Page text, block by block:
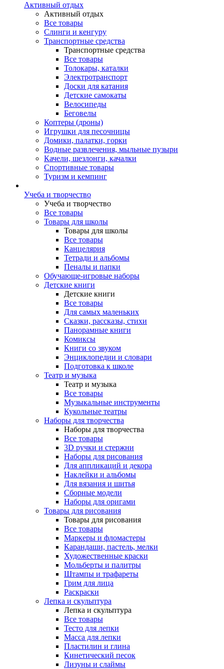
Активный отдых
Активный отдых
Все товары
Слинги и кенгуру
Транспортные средства
Транспортные средства
Все товары
Толокары, каталки
Электротранспорт
Доски для катания
Детские самокаты
Велосипеды
Беговелы
Коптеры (дроны)
Игрушки для песочницы
Домики, палатки, горки
Водные развлечения, мыльные пузыри
Качели, шезлонги, качалки
Спортивные товары
Туризм и кемпинг
Учеба и творчество
Учеба и творчество
Все товары
Товары для школы
Товары для школы
Все товары
Канцелярия
Тетради и альбомы
Пеналы и папки
Обучающе-игровые наборы
Детские книги
Детские книги
Все товары
Для самых маленьких
Сказки, рассказы, стихи
Панорамные книги
Комиксы
Книги со звуком
Энциклопедии и словари
Подготовка к школе
Театр и музыка
Театр и музыка
Все товары
Музыкальные инструменты
Кукольные театры
Наборы для творчества
Наборы для творчества
Все товары
3D ручки и стержни
Наборы для рисования
Для аппликаций и декора
Наклейки и альбомы
Для вязания и шитья
Сборные модели
Наборы для оригами
Товары для рисования
Товары для рисования
Все товары
Маркеры и фломастеры
Карандаши, пастель, мелки
Художественные краски
Мольберты и палитры
Штампы и трафареты
Грим для лица
Раскраски
Лепка и скульптура
Лепка и скульптура
Все товары
Тесто для лепки
Масса для лепки
Пластилин и глина
Кинетический песок
Лизуны и слаймы